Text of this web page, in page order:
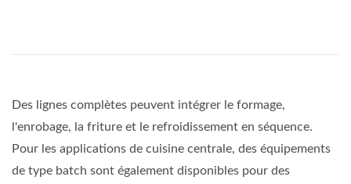
Des lignes complètes peuvent intégrer le formage,
l'enrobage, la friture et le refroidissement en séquence.
Pour les applications de cuisine centrale, des équipements
de type batch sont également disponibles pour des